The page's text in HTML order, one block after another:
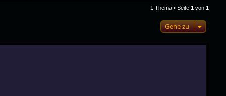
1 Thema • Seite1 von1
Gehe zu